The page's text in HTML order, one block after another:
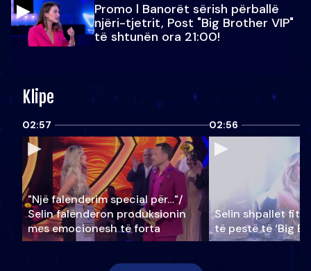
Promo l Banorët sërish përballë
njëri-tjetrit, Post "Big Brother VIP"
të shtunën ora 21:00!
Klipe
02:57
"Një falenderim special për…"/
Selin falënderon produksionin
mes emocionesh të forta
02:56
Selin shpallet
të pestë të ‘Big